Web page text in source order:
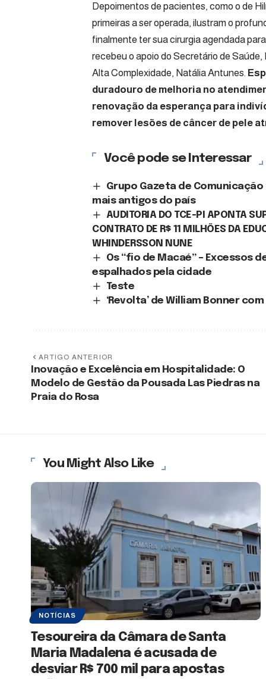
Depoimentos de pacientes, como o de
primeiras a ser operada, ilustram o
finalmente ter sua cirurgia agendada
recebeu o apoio do Secretário de
Alta Complexidade, Natália Antunes.
duradouro de melhoria no
renovação da esperança para
remover lesões de câncer de pele
Você pode se Interessar
Grupo Gazeta de
mais antigos do país
AUDITORIA DO TCE-PI APONTA
CONTRATO DE R$ 11 MILHÕES DA
WHINDERSSON NUNE
Os “fio de Macaé” – Excessos
espalhados pela cidade
Teste
‘Revolta’ de William Bonner
ARTIGO ANTERIOR
Inovação e Excelência em Hospitalidade: O
Modelo de Gestão da Pousada Las Piedras na
Praia do Rosa
You Might Also Like
NOTÍCIAS
Tesoureira da Câmara de Santa
Maria Madalena é acusada de
desviar R$ 700 mil para apostas